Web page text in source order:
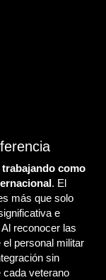
como
. El
más que solo
e
reconocer las
personal militar
sin
cada veterano